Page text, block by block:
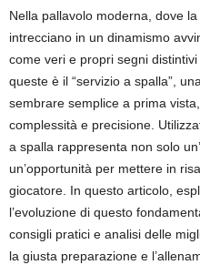
Nella pallavolo moderna, dove
intrecciano in un dinamismo
come veri e propri segni
queste è il “servizio a spalla”,
sembrare semplice a prima
complessità e precisione.
a spalla rappresenta non solo
un’opportunità per mettere in
giocatore. In questo articolo,
l’evoluzione di questo
consigli pratici e analisi delle
la giusta preparazione e